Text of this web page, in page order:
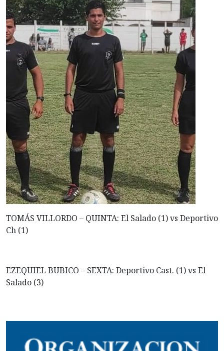
TOMÁS VILLORDO – QUINTA: El Salado (1) vs Deportivo
Ch (1)
EZEQUIEL BUBICO – SEXTA: Deportivo Cast. (1) vs El
Salado (3)